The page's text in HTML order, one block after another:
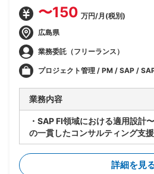
〜150 万円/月(税別)
広島県
業務委託（フリーランス）
プロジェクト管理 / PM / SAP /
業務内容
・SAP FI領域における適用設計
の一貫したコンサルティング支援
・ベンダー側、SAPコンサルタ
・前任コンサルが実施した要件
計レビューおよび顧客説明詳細を見